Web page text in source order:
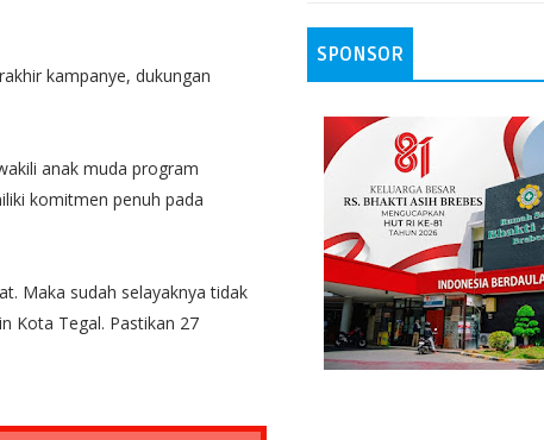
kampanye, dukungan
anak muda program
komitmen penuh pada
Maka sudah selayaknya tidak
Kota Tegal. Pastikan 27
SPONSOR